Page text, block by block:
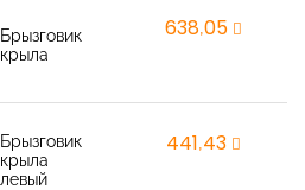
Брызговик
крыла
638,05
Брызговик
крыла
левый
441,43